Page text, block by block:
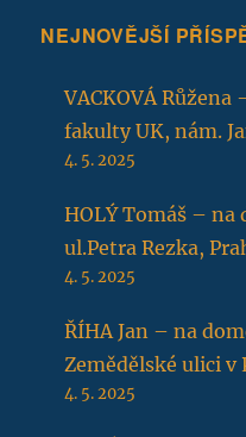
NEJNOVĚJŠÍ
VACKOVÁ
fakulty UK, nám.
4. 5. 2025
HOLÝ Tomáš – na
ul.Petra Rezka,
4. 5. 2025
ŘÍHA Jan – na
Zemědělské ulici v
4. 5. 2025